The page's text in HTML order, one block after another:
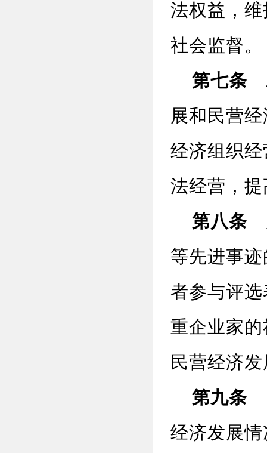
法权益，
社会监督。
第七条
展和民营
经济组织
法经营，
第八条
等先进事
者参与评
重企业家
民营经济
第九条
经济发展